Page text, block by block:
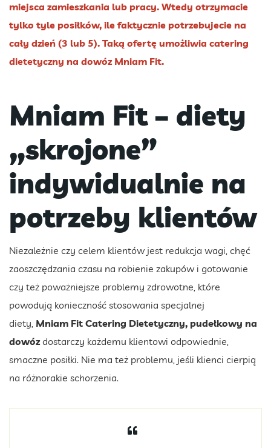
miejsca zamieszkania lub pracy. Wtedy otrzymacie
tylko tyle posiłków, ile faktycznie potrzebujecie na
cały dzień (3 lub 5). Taką ofertę umożliwia catering
dietetyczny na dowóz Mniam Fit.
Mniam Fit – diety
„skrojone”
indywidualnie na
potrzeby klientów
Niezależnie czy celem klientów jest redukcja wagi, chęć
zaoszczędzania czasu na robienie zakupów i gotowanie
czy też poważniejsze problemy zdrowotne, które
powodują konieczność stosowania specjalnej
diety, Mniam Fit Catering Dietetyczny, pudełkowy na
dowóz dostarczy każdemu klientowi odpowiednie,
smaczne posiłki. Nie ma też problemu, jeśli klienci cierpią
na różnorakie schorzenia.